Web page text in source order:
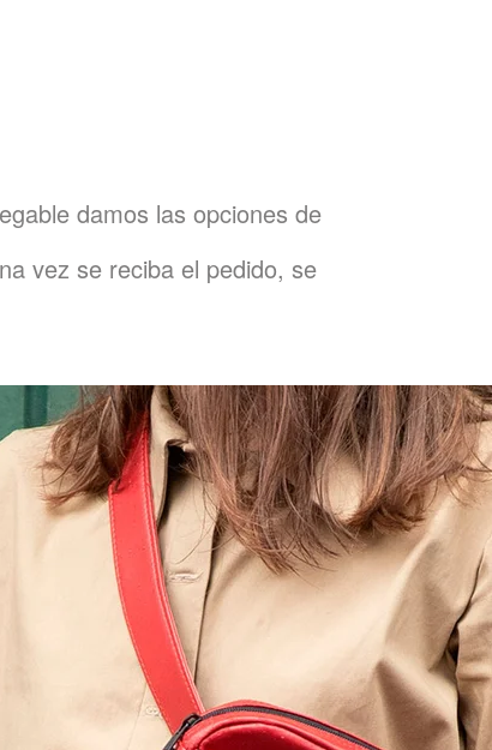
damos las opciones de
vez se reciba el pedido, se